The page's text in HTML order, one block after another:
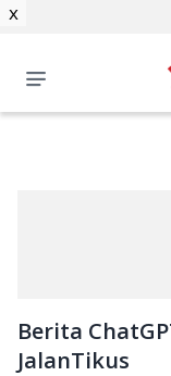
Berita
JalanTikus
x